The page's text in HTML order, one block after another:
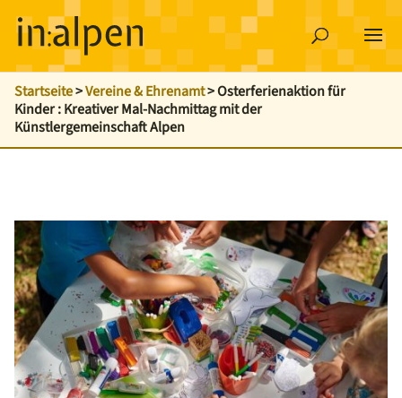
Startseite>Vereine & Ehrenamt>Osterferienaktion für
Kinder : Kreativer Mal-Nachmittag mit der
Künstlergemeinschaft Alpen